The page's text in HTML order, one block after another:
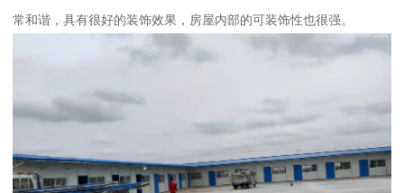
常和谐，具有很好的装饰效果，房屋内部的可装饰性也很强。